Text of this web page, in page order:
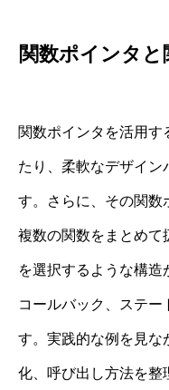
関数ポインタ
関数ポインタを活用す
たり、柔軟なデザイン
す。さらに、その関数
複数の関数をまとめて
を選択するような構造
コールバック、ステー
す。実践的な例を見な
化、呼び出し方法を整